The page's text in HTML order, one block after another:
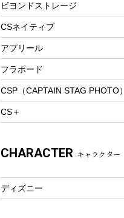
ツール&アクセサリー
トレッキング
トレッキングステッキ
トレッキングアクセサリー
プレイグッズ
ウェルネス
フィットネス
アクセサリー
ビヨンドストレージ
CSネイティブ
アプリール
フラボード
CSP（CAPTAIN STAG PHOTO）
CS＋
CHARACTER キャラクター
ディズニー